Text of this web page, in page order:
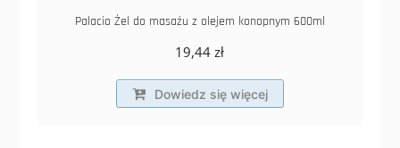
Palacio Żel do masażu z olejem konopnym 600ml
19,44zł
Dowiedz się więcej